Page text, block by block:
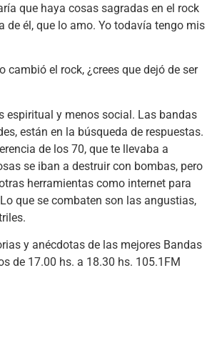
que haya cosas sagradas en el rock
de él, que lo amo. Yo todavía tengo mis
cambió el rock, ¿crees que dejó de ser
espiritual y menos social. Las bandas
están en la búsqueda de respuestas.
de los 70, que te llevaba a
se iban a destruir con bombas, pero
herramientas como internet para
que se combaten son las angustias,
y anécdotas de las mejores Bandas
de 17.00 hs. a 18.30 hs. 105.1FM